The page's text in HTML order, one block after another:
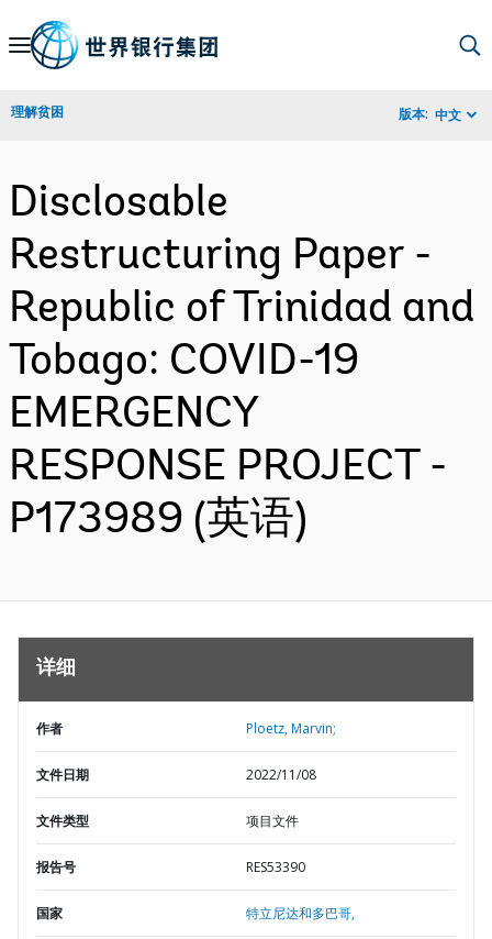
Skip
Navigation
理解贫困 版本: 中文
Disclosable
Restructuring Paper -
Republic of Trinidad and
Tobago: COVID-19
EMERGENCY
RESPONSE PROJECT -
P173989 (英语)
详细
作者 Ploetz, Marvin;
文件日期 2022/11/08
文件类型 项目文件
报告号 RES53390
国家 特立尼达和多巴哥,